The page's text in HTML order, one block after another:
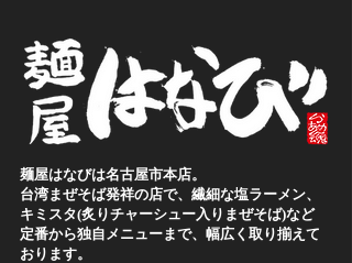
麺屋はなびは名古屋市本店。
台湾まぜそば発祥の店で、繊細な塩ラーメン、
キミスタ(炙りチャーシュー入りまぜそば)など
定番から独自メニューまで、幅広く取り揃えて
おります。